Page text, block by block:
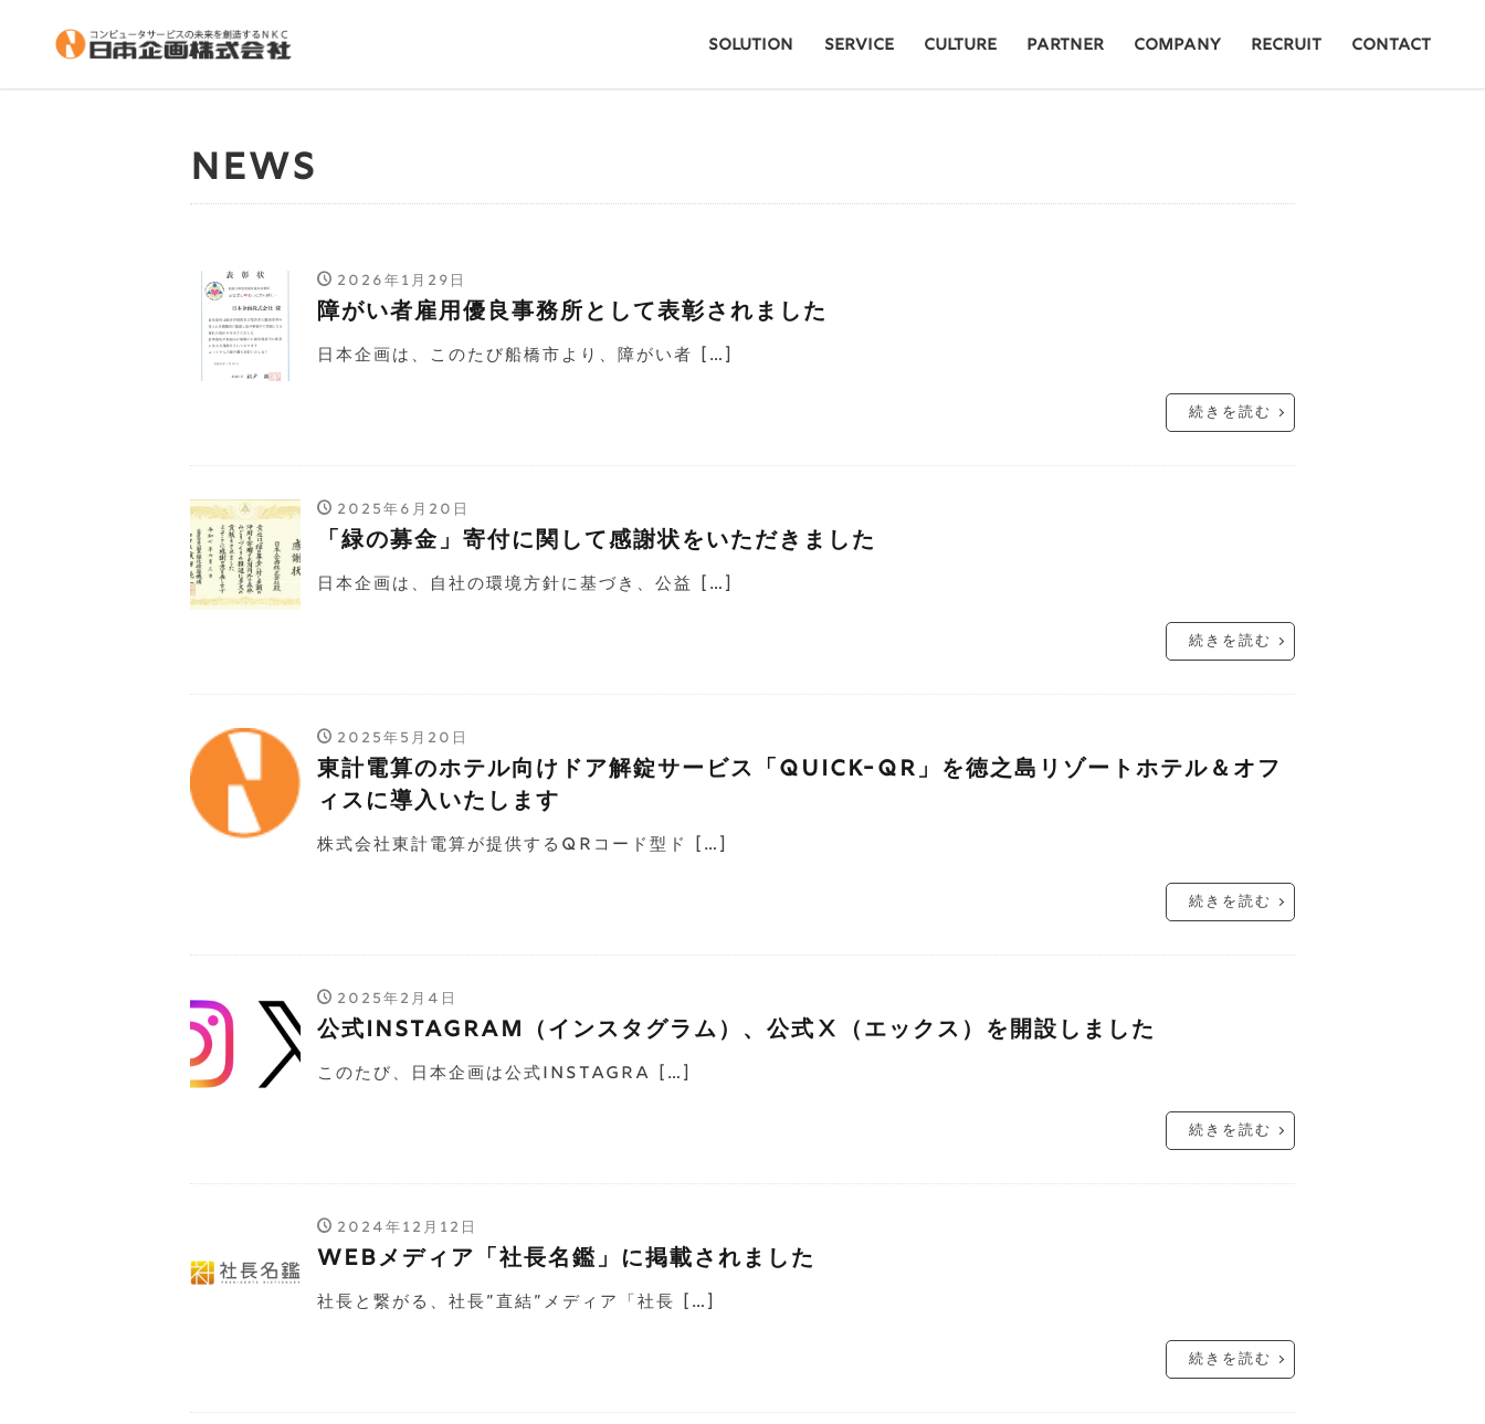
SOLUTION SERVICE CULTURE PARTNER COMPANY RECRUIT CONTACT
NEWS
2026年1月29日
障がい者雇用優良事務所として表彰されました
日本企画は、このたび船橋市より、障がい者 […]
続きを読む
2025年6月20日
「緑の募金」寄付に関して感謝状をいただきました
日本企画は、自社の環境方針に基づき、公益 […]
続きを読む
2025年5月20日
東計電算のホテル向けドア解錠サービス「Quick-QR」を徳之島リゾートホテル＆オフ
ィスに導入いたします
株式会社東計電算が提供するQRコード型ド […]
続きを読む
2025年2月4日
公式Instagram（インスタグラム）、公式Ⅹ（エックス）を開設しました
このたび、日本企画は公式Instagra […]
続きを読む
2024年12月12日
WEBメディア「社長名鑑」に掲載されました
社長と繋がる、社長”直結”メディア「社長 […]
続きを読む